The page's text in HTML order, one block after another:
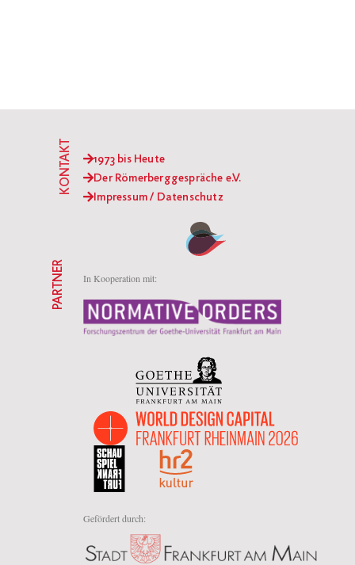
1973 bis Heute
Der Römerberggespräche e.V.
Impressum / Datenschutz
KONTAKT
In Kooperation mit:
Gefördert durch:
PARTNER